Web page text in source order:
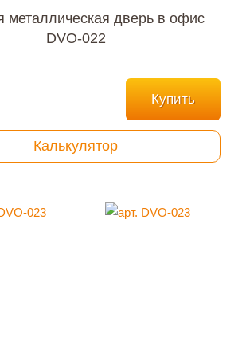
металлическая дверь в офис
DVO-022
Купить
Калькулятор